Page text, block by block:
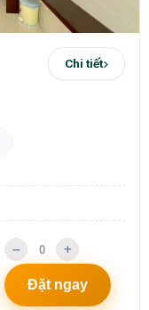
Chi tiết
Đặt ngay